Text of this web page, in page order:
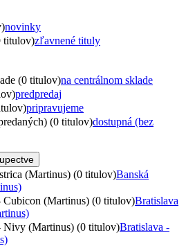
novinky
titulov)zľavnené tituly
(0 titulov)na centrálnom sklade
predpredaj
pripravujeme
(0 titulov)dostupná (bez
(Martinus) (0 titulov)Banská
Cubicon (Martinus) (0 titulov)Bratislava
Nivy (Martinus) (0 titulov)Bratislava -